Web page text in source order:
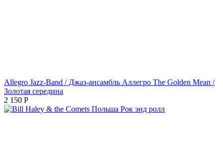
Allegro Jazz-Band / Джаз-ансамбль Аллегро The Golden Mean /
Золотая середина
2 150 Р